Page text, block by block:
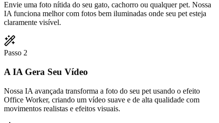
Envie uma foto nítida do seu gato, cachorro ou qualquer pet. Nossa
IA funciona melhor com fotos bem iluminadas onde seu pet esteja
claramente visível.
Passo 2
A IA Gera Seu Vídeo
Nossa IA avançada transforma a foto do seu pet usando o efeito
Office Worker, criando um vídeo suave e de alta qualidade com
movimentos realistas e efeitos visuais.